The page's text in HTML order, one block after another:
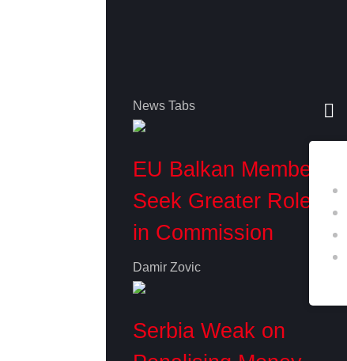
News Tabs
EU Balkan Members
Seek Greater Role
in Commission
Damir Zovic
Serbia Weak on